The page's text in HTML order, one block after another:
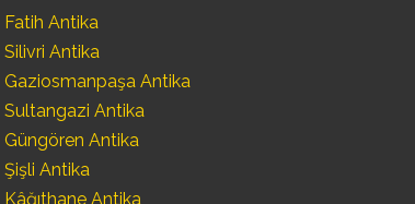
Fatih Antika
Silivri Antika
Gaziosmanpaşa Antika
Sultangazi Antika
Güngören Antika
Şişli Antika
Kâğıthane Antika